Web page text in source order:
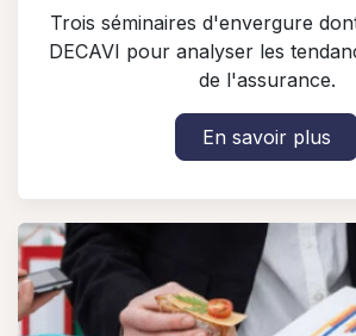
Trois séminaires d'envergure
DECAVI pour analyser les
de l'assurance.
En savoir plus